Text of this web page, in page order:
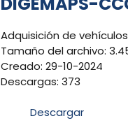
Adquisición de
Tamaño del archivo:
Creado: 29-10-2024
Descargas: 373
Descargar